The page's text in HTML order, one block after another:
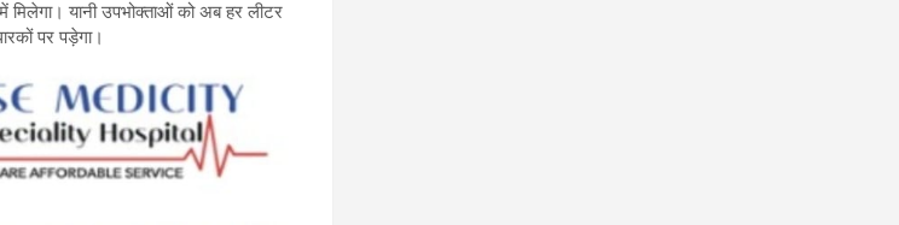
यानी उपभोक्ताओं को अब हर लीटर
पर पड़ेगा।